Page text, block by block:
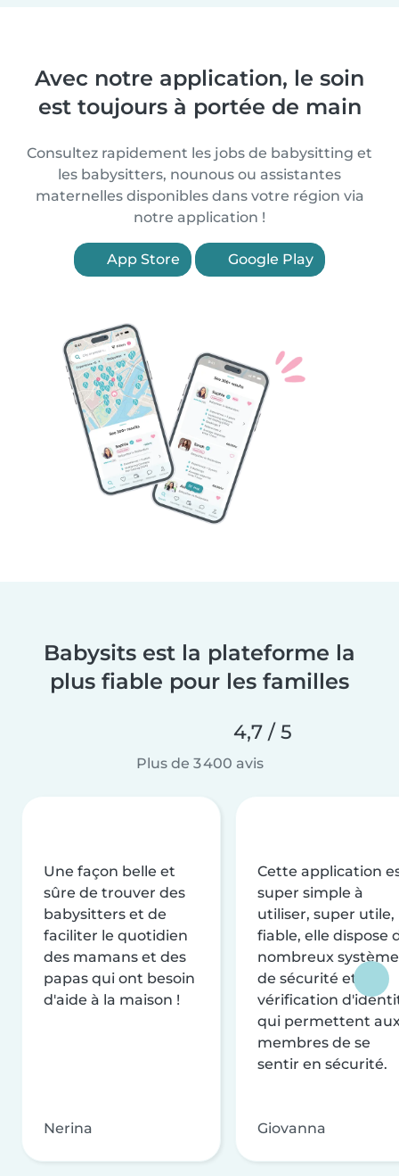
Avec notre application, le soin
est toujours à portée de main
Consultez rapidement les jobs de babysitting et
les babysitters, nounous ou assistantes
maternelles disponibles dans votre région via
notre application !
App Store Google Play
Babysits est la plateforme la
plus fiable pour les familles
4,7 / 5
Plus de 3 400 avis
Une façon belle et
sûre de trouver des
babysitters et de
faciliter le quotidien
des mamans et des
papas qui ont besoin
d'aide à la maison !
Nerina
Cette application
super simple à
utiliser, super utile,
fiable, elle dispose
nombreux
de sécurité et de
vérification
qui permettent
membres de se
sentir en sécurité.
Giovanna